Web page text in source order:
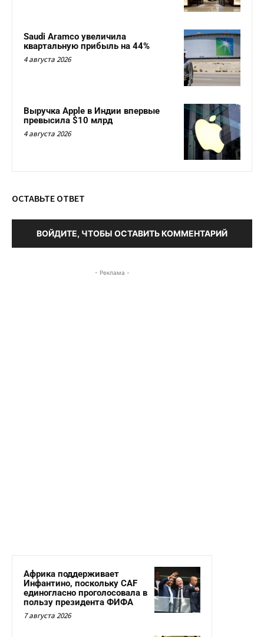
Saudi Aramco увеличила
квартальную прибыль на 44%
4 августа 2026
Выручка Apple в Индии впервые
превысила $10 млрд
4 августа 2026
ОСТАВЬТЕ ОТВЕТ
ВОЙДИТЕ, ЧТОБЫ ОСТАВИТЬ КОММЕНТАРИЙ
- Реклама -
Африка поддерживает
Инфантино, поскольку CAF
единогласно проголосовала в
пользу президента ФИФА
7 августа 2026